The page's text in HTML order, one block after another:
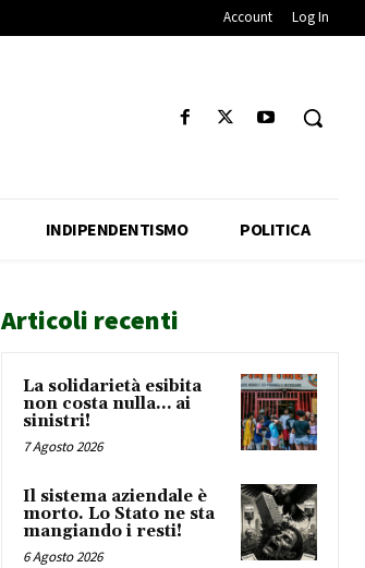
Account Log In
INDIPENDENTISMO POLITICA
Articoli recenti
La solidarietà esibita
non costa nulla… ai
sinistri!
7 Agosto 2026
Il sistema aziendale è
morto. Lo Stato ne sta
mangiando i resti!
6 Agosto 2026